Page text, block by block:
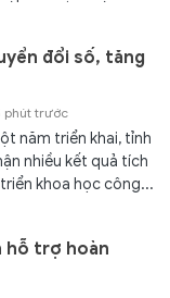
đổi số, tăng
phút trước
năm triển khai, tỉnh
nhiều kết quả tích
khoa học công...
hỗ trợ hoàn